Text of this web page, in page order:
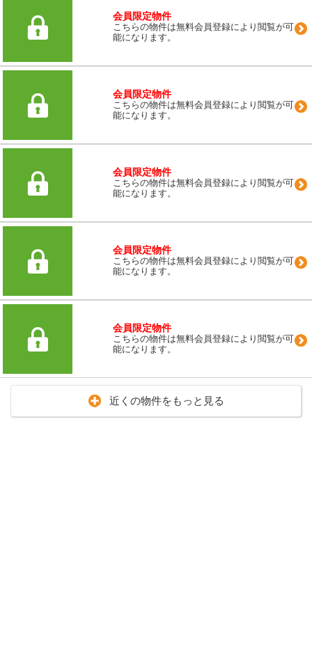
会員限定物件
こちらの物件は無料会員登録により閲覧が可
能になります。
会員限定物件
こちらの物件は無料会員登録により閲覧が可
能になります。
会員限定物件
こちらの物件は無料会員登録により閲覧が可
能になります。
会員限定物件
こちらの物件は無料会員登録により閲覧が可
能になります。
会員限定物件
こちらの物件は無料会員登録により閲覧が可
能になります。
近くの物件をもっと見る